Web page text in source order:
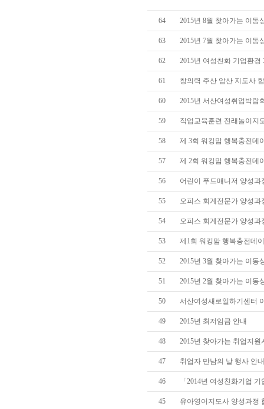
64 2015년 8월 찾아가는 이동
63 2015년 7월 찾아가는 이동
62 2015년 여성친화 기업환경
61 창의력 주산 암산 지도사
60 2015년 서산여성취업박람
59 직업교육훈련 전래놀이지
58 제 3회 워킹맘 행복충전데
57 제 2회 워킹맘 행복충전데
56 어린이 푸드매니저 양성과
55 오피스 회계전문가 양성과
54 오피스 회계전문가 양성
53 제1회 워킹맘 행복충전데
52 2015년 3월 찾아가는 이동
51 2015년 2월 찾아가는 이동
50 서산여성새로일하기센터
49 2015년 최저임금 안내
48 2015년 찾아가는 취업지원
47 취업자 만남의 날 행사 안내
46 「2014년 여성친화기업
45 유아영어지도사 양성과정